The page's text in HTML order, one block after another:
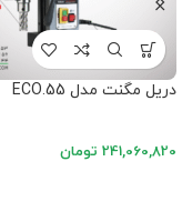
دریل مگنت مدل ECO.55
241,060,820 تومان